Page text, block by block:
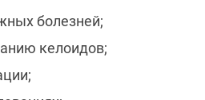
болезней;
келоидов;